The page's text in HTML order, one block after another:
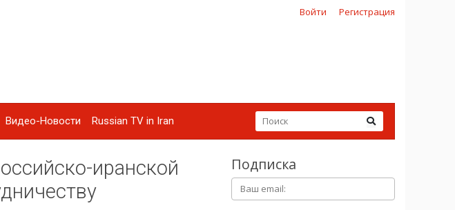
Войти Регистрация
Видео-Новости Russian TV in Iran
иранской
Подписка